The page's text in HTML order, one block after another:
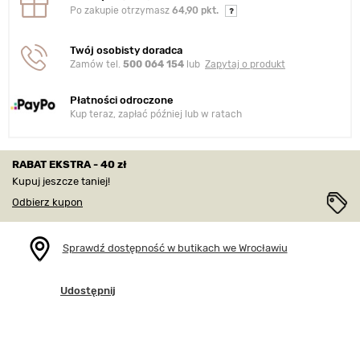
Po zakupie otrzymasz 64,90 pkt.
Twój osobisty doradca
Zamów tel. 500 064 154 lub Zapytaj o produkt
Płatności odroczone
Kup teraz, zapłać później lub w ratach
RABAT EKSTRA - 40 zł
Kupuj jeszcze taniej!
Odbierz kupon
Sprawdź dostępność w butikach we Wrocławiu
Udostępnij